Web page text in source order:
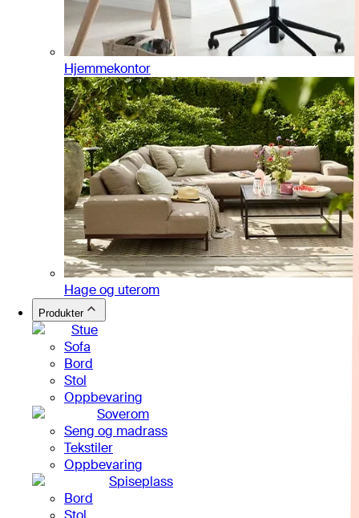
Hjemmekontor
Hage og uterom
Produkter
Stue
Sofa
Bord
Stol
Oppbevaring
Soverom
Seng og madrass
Tekstiler
Oppbevaring
Spiseplass
Bord